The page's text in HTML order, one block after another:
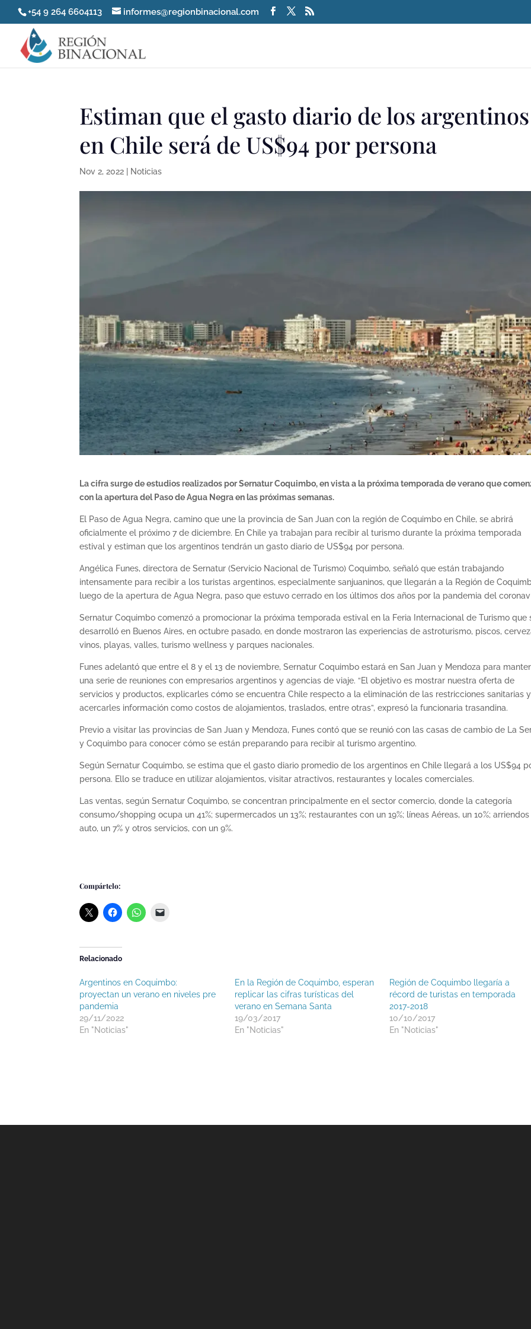
+54 9 264 6604113 informes@regionbinacional.com
Estiman que el gasto diario de los argentinos
en Chile será de US$94 por persona
Nov 2, 2022 Noticias
La cifra surge de estudios realizados por Sernatur Coquimbo, en vista a la próxima temporada de verano que
con la apertura del Paso de Agua Negra en las próximas semanas.
El Paso de Agua Negra, camino que une la provincia de San Juan con la región de Coquimbo en Chile, se abrirá
oficialmente el próximo 7 de diciembre. En Chile ya trabajan para recibir al turismo durante la próxima temporada
estival y estiman que los argentinos tendrán un gasto diario de US$94 por persona.
Angélica Funes, directora de Sernatur (Servicio Nacional de Turismo) Coquimbo, señaló que están trabajando
intensamente para recibir a los turistas argentinos, especialmente sanjuaninos, que llegarán a la Región de
luego de la apertura de Agua Negra, paso que estuvo cerrado en los últimos dos años por la pandemia del
Sernatur Coquimbo comenzó a promocionar la próxima temporada estival en la Feria Internacional de Turismo que
desarrolló en Buenos Aires, en octubre pasado, en donde mostraron las experiencias de astroturismo, piscos,
vinos, playas, valles, turismo wellness y parques nacionales.
Funes adelantó que entre el 8 y el 13 de noviembre, Sernatur Coquimbo estará en San Juan y Mendoza para
una serie de reuniones con empresarios argentinos y agencias de viaje. “El objetivo es mostrar nuestra oferta de
servicios y productos, explicarles cómo se encuentra Chile respecto a la eliminación de las restricciones sanitarias y
acercarles información como costos de alojamientos, traslados, entre otras”, expresó la funcionaria trasandina.
Previo a visitar las provincias de San Juan y Mendoza, Funes contó que se reunió con las casas de cambio de La
y Coquimbo para conocer cómo se están preparando para recibir al turismo argentino.
Según Sernatur Coquimbo, se estima que el gasto diario promedio de los argentinos en Chile llegará a los US$94
persona. Ello se traduce en utilizar alojamientos, visitar atractivos, restaurantes y locales comerciales.
Las ventas, según Sernatur Coquimbo, se concentran principalmente en el sector comercio, donde la categoría
consumo/shopping ocupa un 41%; supermercados un 13%; restaurantes con un 19%; líneas Aéreas, un 10%;
auto, un 7% y otros servicios, con un 9%.
Compártelo:
Relacionado
Argentinos en Coquimbo:
proyectan un verano en niveles pre
pandemia
29/11/2022
En "Noticias"
En la Región de Coquimbo, esperan
replicar las cifras turísticas del
verano en Semana Santa
19/03/2017
En "Noticias"
Región de Coquimbo llegaría a
récord de turistas en temporada
2017-2018
10/10/2017
En "Noticias"